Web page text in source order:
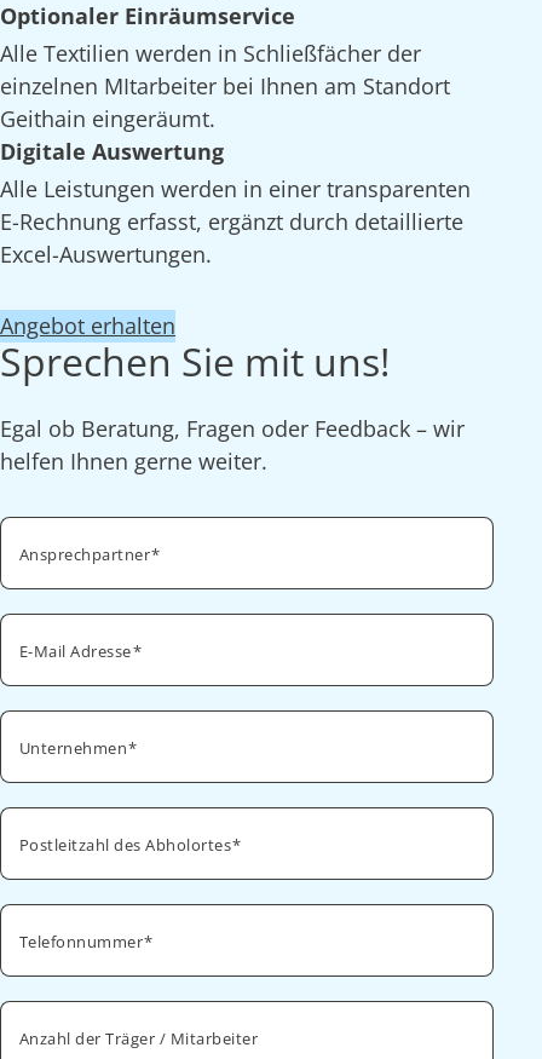
Optionaler Einräumservice
Alle Textilien werden in Schließfächer der
einzelnen MItarbeiter bei Ihnen am Standort
Geithain eingeräumt.
Digitale Auswertung
Alle Leistungen werden in einer transparenten
E-Rechnung erfasst, ergänzt durch detaillierte
Excel-Auswertungen.
Angebot erhalten
Sprechen Sie mit uns!
Egal ob Beratung, Fragen oder Feedback – wir
helfen Ihnen gerne weiter.
Ansprechpartner
E-Mail Adresse
Unternehmen
Postleitzahl des Abholortes
Telefonnummer
Anzahl der Träger / Mitarbeiter